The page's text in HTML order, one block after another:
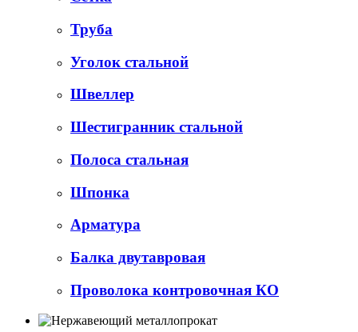
Труба
Уголок стальной
Швеллер
Шестигранник стальной
Полоса стальная
Шпонка
Арматура
Балка двутавровая
Проволока контровочная КО